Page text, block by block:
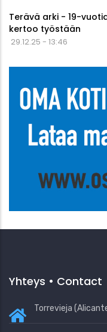
Terävä arki - 19-
kertoo työstään
29.12.25 - 13:46
Yhteys • Contact
Torrevieja